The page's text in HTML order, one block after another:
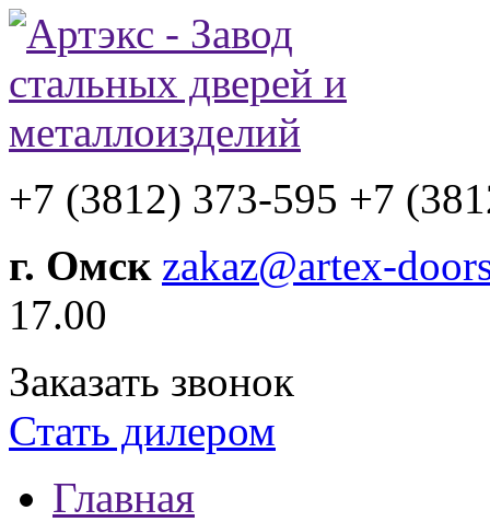
+7 (3812) 373-595 +7
г. Омск zakaz@artex-
17.00
Заказать звонок
Стать дилером
Главная